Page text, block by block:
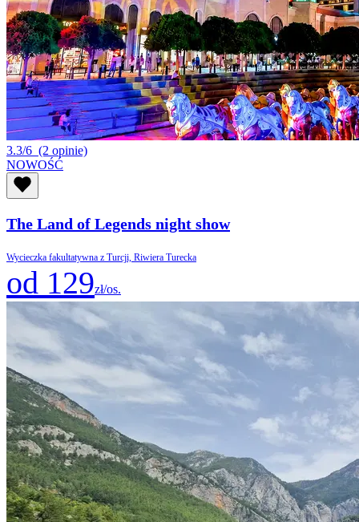
3.3/6 (2 opinie)
NOWOŚĆ
The Land of Legends night show
Wycieczka fakultatywna z Turcji, Riwiera Turecka
od 129zł/os.